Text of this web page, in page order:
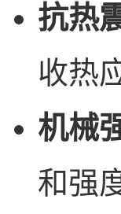
抗热
收热
机械
和强